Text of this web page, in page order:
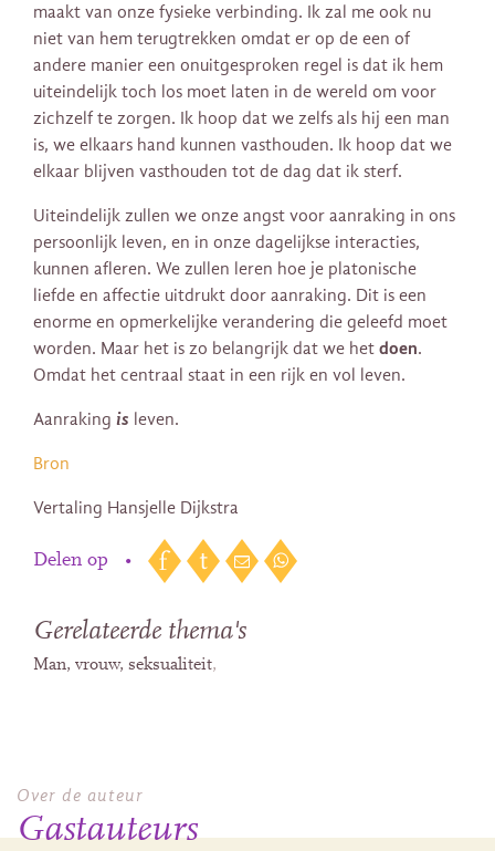
maakt van onze fysieke verbinding. Ik zal me ook nu
niet van hem terugtrekken omdat er op de een of
andere manier een onuitgesproken regel is dat ik hem
uiteindelijk toch los moet laten in de wereld om voor
zichzelf te zorgen. Ik hoop dat we zelfs als hij een man
is, we elkaars hand kunnen vasthouden. Ik hoop dat we
elkaar blijven vasthouden tot de dag dat ik sterf.
Uiteindelijk zullen we onze angst voor aanraking in ons
persoonlijk leven, en in onze dagelijkse interacties,
kunnen afleren. We zullen leren hoe je platonische
liefde en affectie uitdrukt door aanraking. Dit is een
enorme en opmerkelijke verandering die geleefd moet
worden. Maar het is zo belangrijk dat we het doen.
Omdat het centraal staat in een rijk en vol leven.
Aanraking is leven.
Bron
Vertaling Hansjelle Dijkstra
Delen op •
Gerelateerde thema's
Man, vrouw, seksualiteit
Over de auteur
Gastauteurs